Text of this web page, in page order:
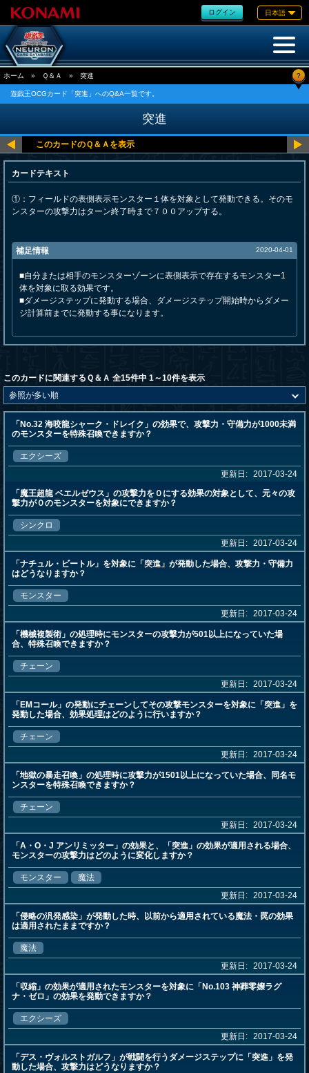
ログイン 日本語
ホーム » Ｑ＆Ａ » 突進 ?
遊戯王OCGカード「突進」へのQ&A一覧です。
突進
カードテキスト
①：フィールドの表側表示モンスター１体を対象として発動できる。そのモ
ンスターの攻撃力はターン終了時まで７００アップする。
補足情報 2020-04-01
■自分または相手のモンスターゾーンに表側表示で存在するモンスター1
体を対象に取る効果です。
■ダメージステップに発動する場合、ダメージステップ開始時からダメー
ジ計算前までに発動する事になります。
このカードに関連するＱ＆Ａ 全15件中 1～10件を表示
「No.32 海咬龍シャーク・ドレイク」の効果で、攻撃力・守備力が1000未満
のモンスターを特殊召喚できますか？
エクシーズ
更新日: 2017-03-24
「魔王超龍 ベエルゼウス」の攻撃力を０にする効果の対象として、元々の攻
撃力が０のモンスターを対象にできますか？
シンクロ
更新日: 2017-03-24
「ナチュル・ビートル」を対象に「突進」が発動した場合、攻撃力・守備力
はどうなりますか？
モンスター
更新日: 2017-03-24
「機械複製術」の処理時にモンスターの攻撃力が501以上になっていた場
合、特殊召喚できますか？
チェーン
更新日: 2017-03-24
「EMコール」の発動にチェーンしてその攻撃モンスターを対象に「突進」を
発動した場合、効果処理はどのように行いますか？
チェーン
更新日: 2017-03-24
「地獄の暴走召喚」の処理時に攻撃力が1501以上になっていた場合、同名モ
ンスターを特殊召喚できますか？
チェーン
更新日: 2017-03-24
「A・O・J アンリミッター」の効果と、「突進」の効果が適用される場合、
モンスターの攻撃力はどのように変化しますか？
モンスター
魔法
更新日: 2017-03-24
「侵略の汎発感染」が発動した時、以前から適用されている魔法・罠の効果
は適用されたままですか？
魔法
更新日: 2017-03-24
「収縮」の効果が適用されたモンスターを対象に「No.103 神葬零嬢ラグ
ナ・ゼロ」の効果を発動できますか？
エクシーズ
更新日: 2017-03-24
「デス・ヴォルストガルフ」が戦闘を行うダメージステップに「突進」を発
動した場合、攻撃力はどうなりますか？